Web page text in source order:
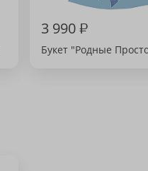
3 990₽
Букет "Родные